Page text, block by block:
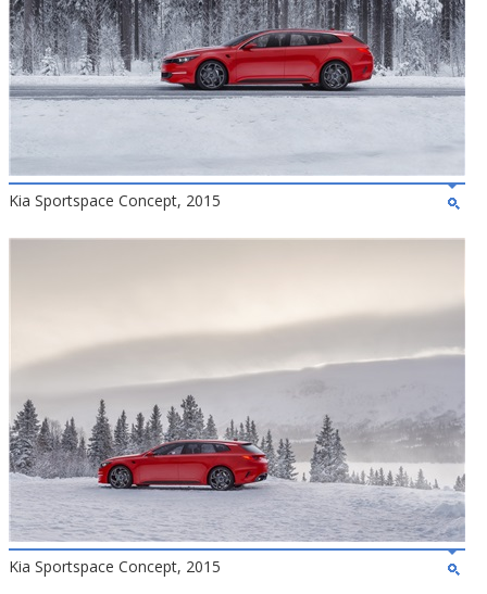
Kia Sportspace Concept, 2015
Kia Sportspace Concept, 2015